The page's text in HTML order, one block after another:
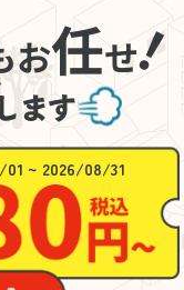
お任せ
~ 2026/08/31